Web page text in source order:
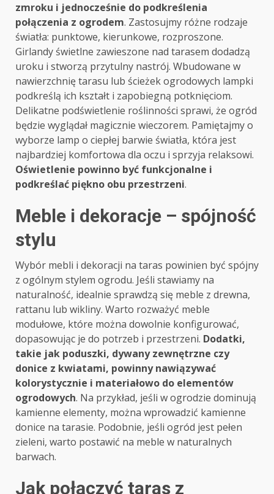
zmroku i jednocześnie do podkreślenia
połączenia z ogrodem. Zastosujmy różne rodzaje
światła: punktowe, kierunkowe, rozproszone.
Girlandy świetlne zawieszone nad tarasem dodadzą
uroku i stworzą przytulny nastrój. Wbudowane w
nawierzchnię tarasu lub ścieżek ogrodowych lampki
podkreślą ich kształt i zapobiegną potknięciom.
Delikatne podświetlenie roślinności sprawi, że ogród
będzie wyglądał magicznie wieczorem. Pamiętajmy o
wyborze lamp o ciepłej barwie światła, która jest
najbardziej komfortowa dla oczu i sprzyja relaksowi.
Oświetlenie powinno być funkcjonalne i
podkreślać piękno obu przestrzeni.
Meble i dekoracje – spójność
stylu
Wybór mebli i dekoracji na taras powinien być spójny
z ogólnym stylem ogrodu. Jeśli stawiamy na
naturalność, idealnie sprawdzą się meble z drewna,
rattanu lub wikliny. Warto rozważyć meble
modułowe, które można dowolnie konfigurować,
dopasowując je do potrzeb i przestrzeni. Dodatki,
takie jak poduszki, dywany zewnętrzne czy
donice z kwiatami, powinny nawiązywać
kolorystycznie i materiałowo do elementów
ogrodowych. Na przykład, jeśli w ogrodzie dominują
kamienne elementy, można wprowadzić kamienne
donice na tarasie. Podobnie, jeśli ogród jest pełen
zieleni, warto postawić na meble w naturalnych
barwach.
Jak połączyć taras z